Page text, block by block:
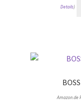
Details)
Amazon.de